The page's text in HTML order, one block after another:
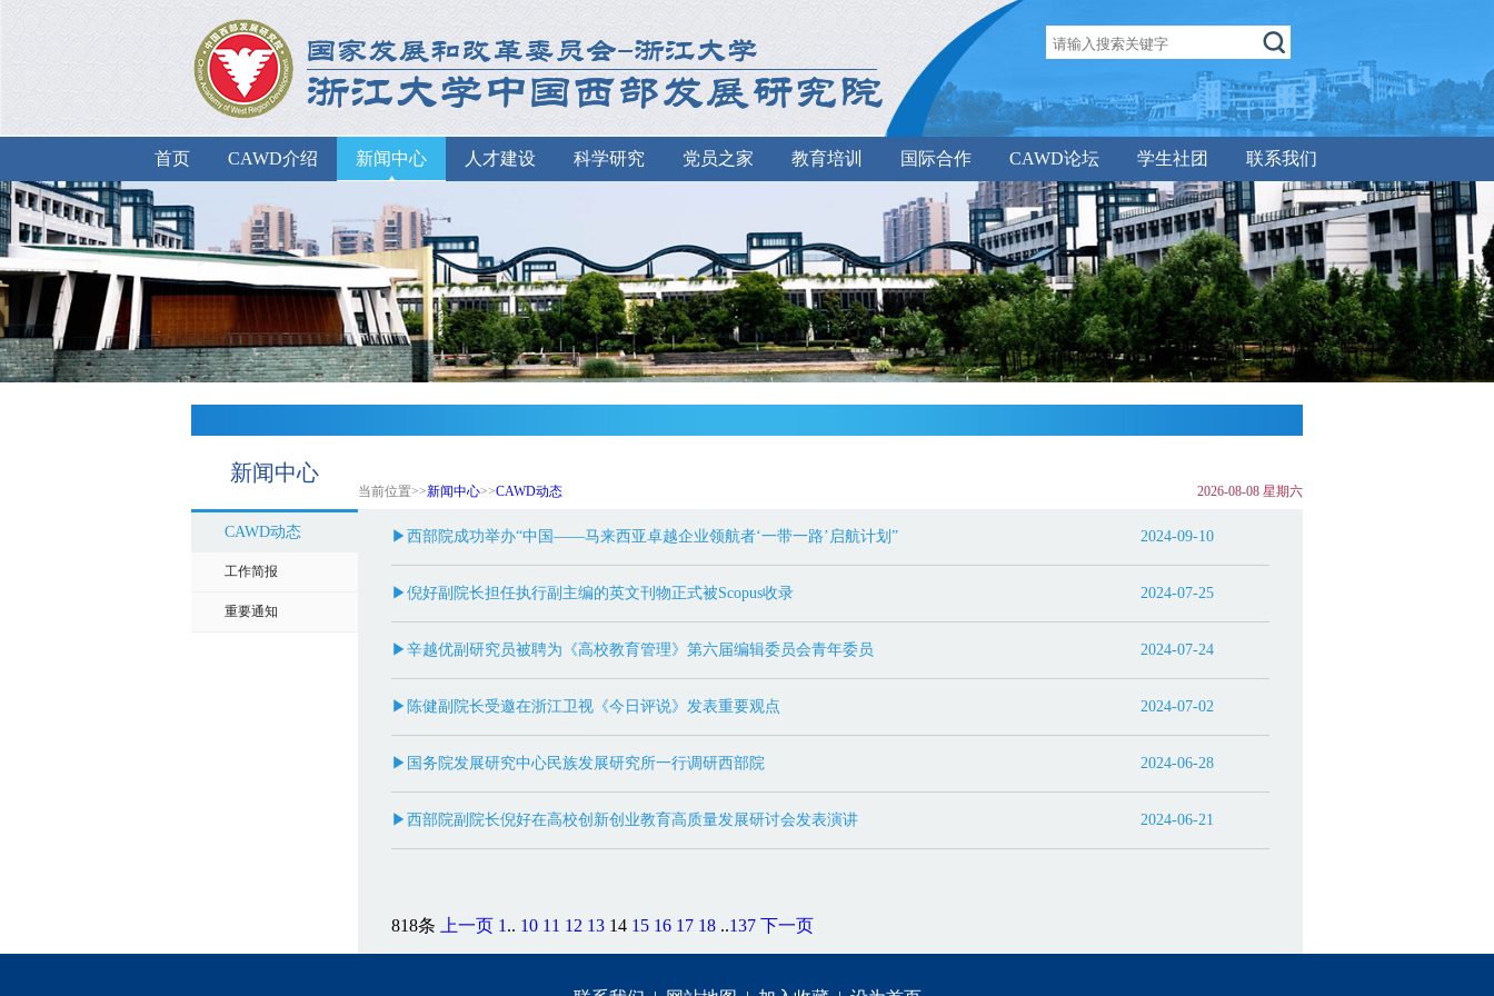
首页 CAWD介绍 新闻中心 人才建设 科学研究 党员之家 教育培训 国际合作 CAWD论坛 学生社团 联系我们
新闻中心
当前位置>>新闻中心>>CAWD动态 2026-08-08 星期六
CAWD动态
工作简报
重要通知
▶西部院成功举办“中国——马来西亚卓越企业领航者‘一带一路’启航计划” 2024-09-10
▶倪好副院长担任执行副主编的英文刊物正式被Scopus收录 2024-07-25
▶辛越优副研究员被聘为《高校教育管理》第六届编辑委员会青年委员 2024-07-24
▶陈健副院长受邀在浙江卫视《今日评说》发表重要观点 2024-07-02
▶国务院发展研究中心民族发展研究所一行调研西部院 2024-06-28
▶西部院副院长倪好在高校创新创业教育高质量发展研讨会发表演讲 2024-06-21
818条 上一页 1 .. 10 11 12 13 14 15 16 17 18 ..137 下一页